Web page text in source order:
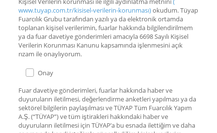
www.tuyap.com.tr/kisisel-verilerin-korunması)okudum. Tüyap
Fuarcılık Grubu tarafından yazılı ya da elektronik ortamda
toplanan kişisel verilerimin, fuarlar hakkında bilgilendirilmem
ya da fuar davetiye gönderimleri amacıyla 6698 Sayılı Kişisel
Verilerin Korunması Kanunu kapsamında işlenmesini açık
rızam ile onaylıyorum.
Onay
Fuar davetiye gönderimleri, fuarlar hakkında haber ve
duyuruların iletilmesi, değerlendirme anketleri yapılması ya da
sektörel bilgilerin paylaşılması ve TÜYAP Tüm Fuarcılık Yapım
A.Ş. (“TÜYAP”) ve tüm iştirakleri hakkındaki haber ve
duyuruların iletilmesi için TÜYAP’a bu esnada ilettiğim ve daha